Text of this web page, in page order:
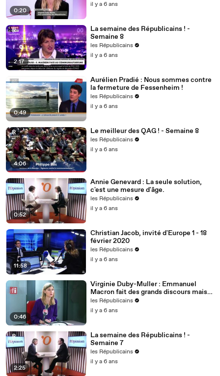
0:20
il y a 6 ans
2:17
La semaine des Républicains ! -
Semaine 8
les Républicains
il y a 6 ans
0:49
Aurélien Pradié : Nous sommes contre
la fermeture de Fessenheim !
les Républicains
il y a 6 ans
4:06
Le meilleur des QAG ! - Semaine 8
les Républicains
il y a 6 ans
0:52
Annie Genevard : La seule solution,
c'est une mesure d'âge.
les Républicains
il y a 6 ans
11:58
Christian Jacob, invité d'Europe 1 - 18
février 2020
les Républicains
il y a 6 ans
0:46
Virginie Duby-Muller : Emmanuel
Macron fait des grands discours mais
nous voulons des actes !
les Républicains
il y a 6 ans
2:25
La semaine des Républicains ! -
Semaine 7
les Républicains
il y a 6 ans